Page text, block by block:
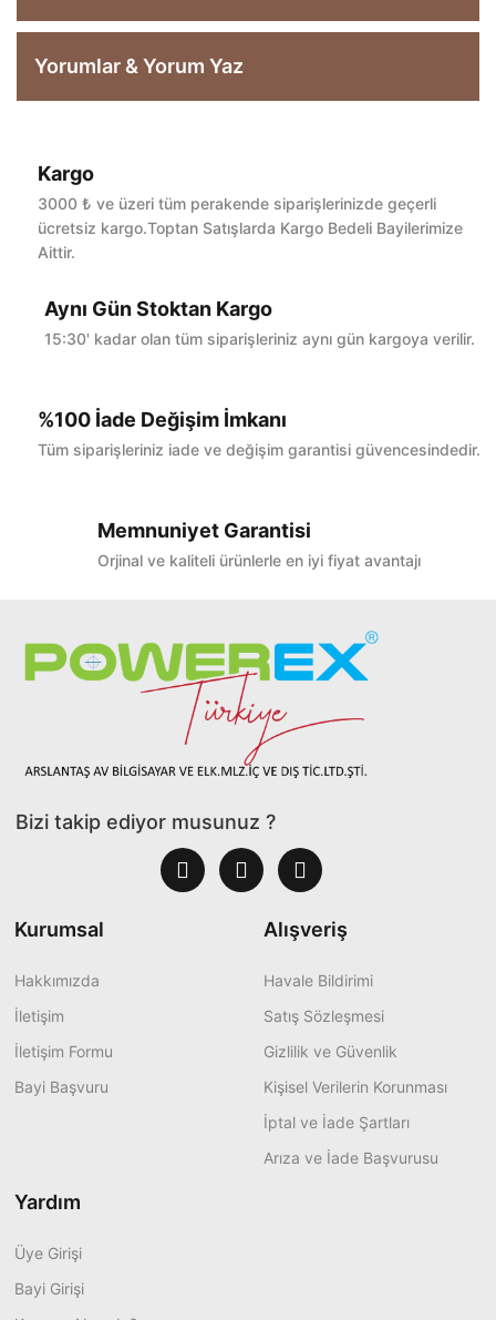
Yorumlar & Yorum Yaz
Bu ürüne ilk yorumu siz yapın!
Kargo
3000 ₺ ve üzeri tüm perakende siparişlerinizde geçerli
ücretsiz kargo.Toptan Satışlarda Kargo Bedeli Bayilerimize
Aittir.
Aynı Gün Stoktan Kargo
15:30' kadar olan tüm siparişleriniz aynı gün kargoya verilir.
%100 İade Değişim İmkanı
Tüm siparişleriniz iade ve değişim garantisi güvencesindedir.
Memnuniyet Garantisi
Orjinal ve kaliteli ürünlerle en iyi fiyat avantajı
Bizi takip ediyor musunuz ?
Kurumsal
Hakkımızda
İletişim
İletişim Formu
Bayi Başvuru
Alışveriş
Havale Bildirimi
Satış Sözleşmesi
Gizlilik ve Güvenlik
Kişisel Verilerin Korunması
İptal ve İade Şartları
Arıza ve İade Başvurusu
Yardım
Üye Girişi
Bayi Girişi